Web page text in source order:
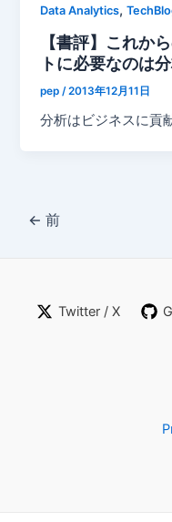
Data Analytics,
【書評】これか
トに必要なのは
pep /2013年12月11日
分析はビジネスに貢
← 前
Twitter / X